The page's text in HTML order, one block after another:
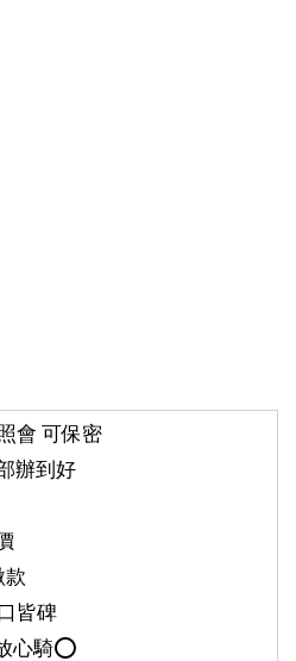
會 可保密
辦到好
款
皆碑
心騎⭕️